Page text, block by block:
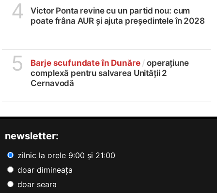
4
Victor Ponta revine cu un partid nou: cum
poate frâna AUR și ajuta președintele în 2028
5 Barje scufundate în Dunăre / operațiune
complexă pentru salvarea Unității 2
Cernavodă
newsletter:
zilnic la orele 9:00 și 21:00
doar dimineața
doar seara